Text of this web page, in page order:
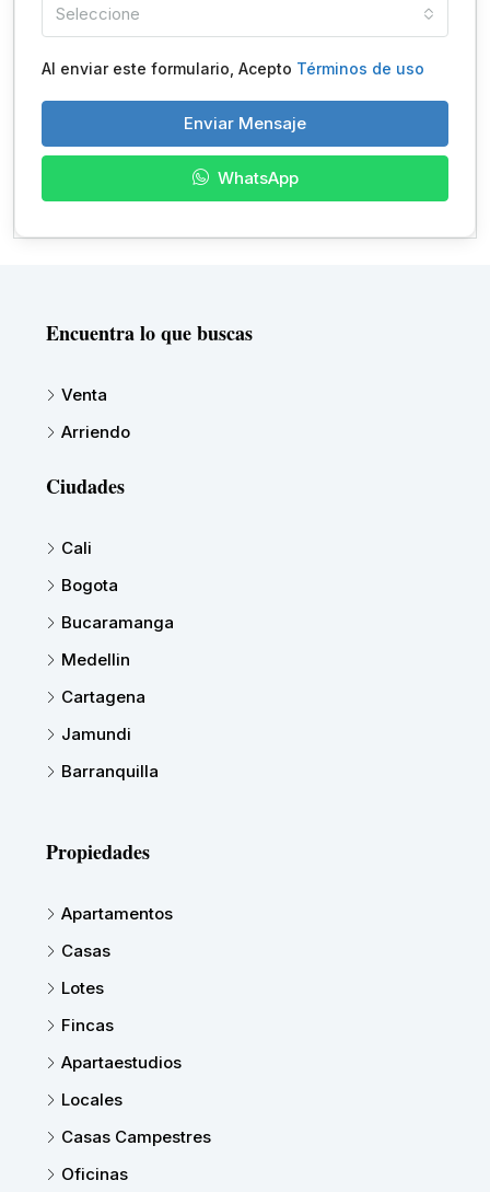
Seleccione
Al enviar este formulario, Acepto Términos de uso
Enviar Mensaje
WhatsApp
Encuentra lo que buscas
Venta
Arriendo
Ciudades
Cali
Bogota
Bucaramanga
Medellin
Cartagena
Jamundi
Barranquilla
Propiedades
Apartamentos
Casas
Lotes
Fincas
Apartaestudios
Locales
Casas Campestres
Oficinas